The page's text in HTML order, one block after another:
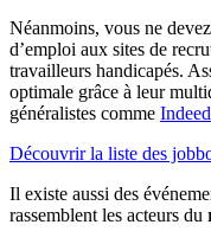
Néanmoins, vous ne
d’emploi aux sites de
travailleurs handicapés.
optimale grâce à leur
généralistes comme Indeed
Découvrir la liste des
Il existe aussi des
rassemblent les acteurs du